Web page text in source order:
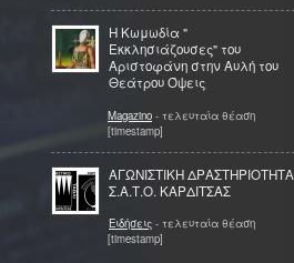
Η Κωμωδία "
Εκκλησιάζουσες" του
Αριστοφάνη στην Αυλή του
Θεάτρου Όψεις
Magazino - τελευταία θέαση
[timestamp]
ΑΓΩΝΙΣΤΙΚΗ ΔΡΑΣΤΗΡΙΟΤΗΤΑ
Σ.Α.Τ.Ο. ΚΑΡΔΙΤΣΑΣ
Ειδήσεις - τελευταία θέαση
[timestamp]